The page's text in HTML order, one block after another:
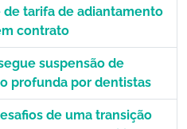
tarifa de adiantamento
contrato
suspensão de
profunda por dentistas
de uma transição